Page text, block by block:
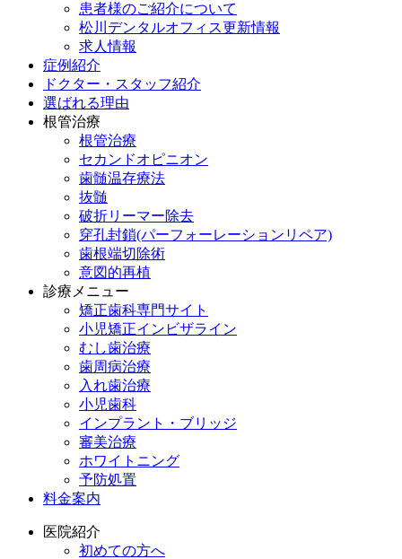
患者様のご紹介について
松川デンタルオフィス更新情報
求人情報
症例紹介
ドクター・スタッフ紹介
選ばれる理由
根管治療
根管治療
セカンドオピニオン
歯髄温存療法
抜髄
破折リーマー除去
穿孔封鎖(パーフォーレーションリペア)
歯根端切除術
意図的再植
診療メニュー
矯正歯科専門サイト
小児矯正インビザライン
むし歯治療
歯周病治療
入れ歯治療
小児歯科
インプラント・ブリッジ
審美治療
ホワイトニング
予防処置
料金案内
医院紹介
初めての方へ